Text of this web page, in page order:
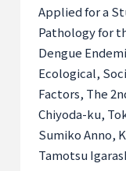
Applied for a
Pathology for
Dengue
Ecological,
Factors, The
Chiyoda-ku,
Sumiko Anno,
Tamotsu